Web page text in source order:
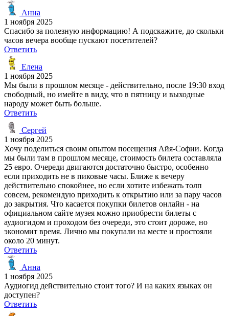
Анна
1 ноября 2025
Спасибо за полезную информацию! А подскажите, до скольки
часов вечера вообще пускают посетителей?
Ответить
Елена
1 ноября 2025
Мы были в прошлом месяце - действительно, после 19:30 вход
свободный, но имейте в виду, что в пятницу и выходные
народу может быть больше.
Ответить
Сергей
1 ноября 2025
Хочу поделиться своим опытом посещения Айя-Софии. Когда
мы были там в прошлом месяце, стоимость билета составляла
25 евро. Очереди двигаются достаточно быстро, особенно
если приходить не в пиковые часы. Ближе к вечеру
действительно спокойнее, но если хотите избежать толп
совсем, рекомендую приходить к открытию или за пару часов
до закрытия. Что касается покупки билетов онлайн - на
официальном сайте музея можно приобрести билеты с
аудиогидом и проходом без очереди, это стоит дороже, но
экономит время. Лично мы покупали на месте и простояли
около 20 минут.
Ответить
Анна
1 ноября 2025
Аудиогид действительно стоит того? И на каких языках он
доступен?
Ответить